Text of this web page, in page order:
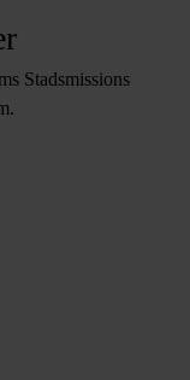
Stadsmissions